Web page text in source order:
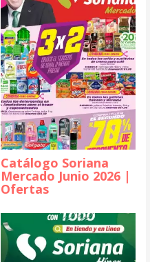
Catálogo Soriana
Mercado Junio 2026 |
Ofertas